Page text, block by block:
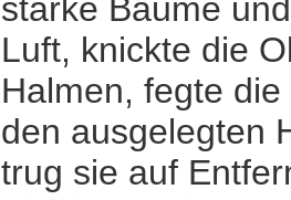
starke Bäume
Luft, knickte die
Halmen, fegte
den ausgelegten
trug sie auf